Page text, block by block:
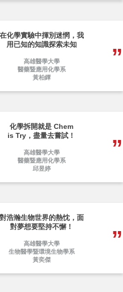
在化學實驗中揮別迷惘，我
用已知的知識探索未知
高雄醫學大學
醫藥暨應用化學系
黃柏鐔
化學拆開就是 Chem
is Try，盡量去嘗試！
高雄醫學大學
醫藥暨應用化學系
邱昱婷
對浩瀚生物世界的熱忱，面
對夢想要堅持不懈！
高雄醫學大學
生物醫學暨環境生物學系
黃奕傑